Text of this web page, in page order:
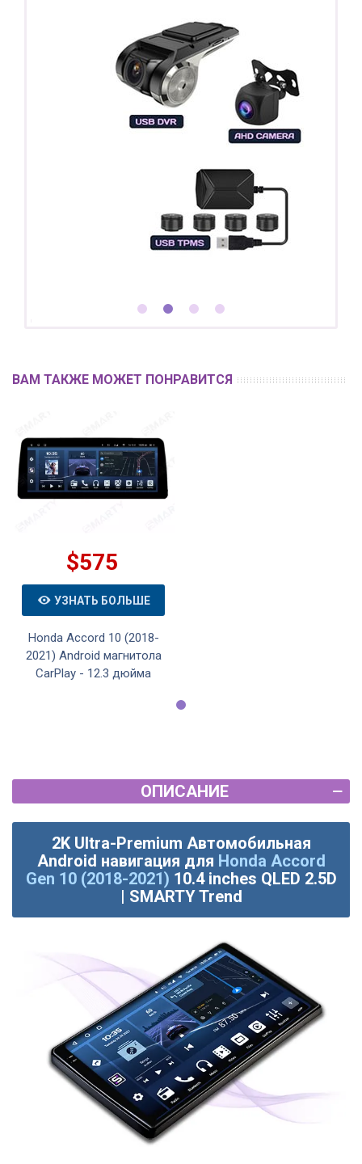
ВАМ ТАКЖЕ МОЖЕТ ПОНРАВИТСЯ
$575
УЗНАТЬ БОЛЬШЕ
Honda Accord 10 (2018-
2021) Android магнитола
CarPlay - 12.3 дюйма
ОПИСАНИЕ
2K Ultra-Premium Автомобильная
Android навигация для Honda Accord
Gen 10 (2018-2021) 10.4 inches QLED 2.5D
| SMARTY Trend